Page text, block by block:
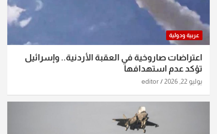
عربية ودولية
اعتراضات صاروخية في العقبة الأردنية.. وإسرائيل
تؤكد عدم استهدافها
يوليو 22, 2026 editor